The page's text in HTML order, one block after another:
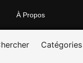
À Propos
Catégories